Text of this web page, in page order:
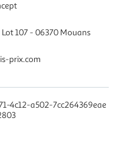
107 - 06370 Mouans
prix.com
4c12-a502-7cc264369eae